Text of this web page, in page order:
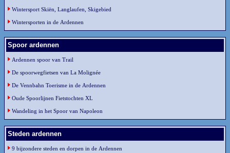
Wintersport Skiën, Langlaufen, Skigebied
Wintersporten in de Ardennen
Spoor ardennen
Ardennen spoor van Trail
De spoorwegfietsen van La Molignée
De Vennbahn Toerisme in de Ardennen
Oude Spoorlijnen Fietstochten XL
Wandeling in het Spoor van Napoleon
Steden ardennen
9 bijzondere steden en dorpen in de Ardennen